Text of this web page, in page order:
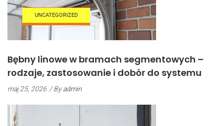
UNCATEGORIZED
Bębny linowe w bramach segmentowych –
rodzaje, zastosowanie i dobór do systemu
maj 25, 2026 / Byadmin